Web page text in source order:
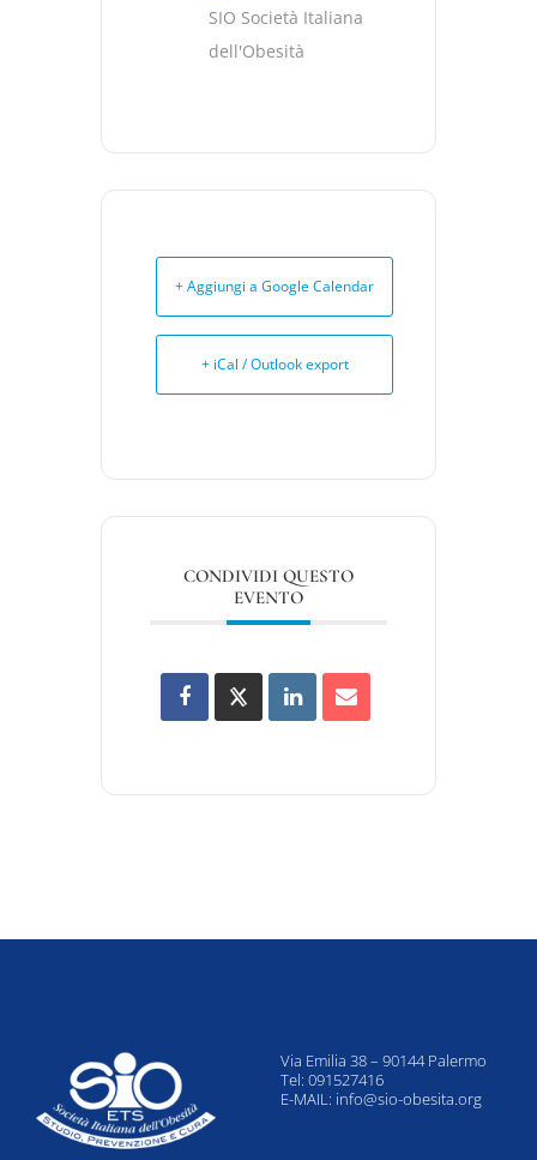
SIO Società Italiana
dell'Obesità
+ Aggiungi a Google Calendar
+ iCal / Outlook export
CONDIVIDI QUESTO
EVENTO
Via Emilia 38 – 90144 Palermo
Tel: 091527416
E-MAIL: info@sio-obesita.org